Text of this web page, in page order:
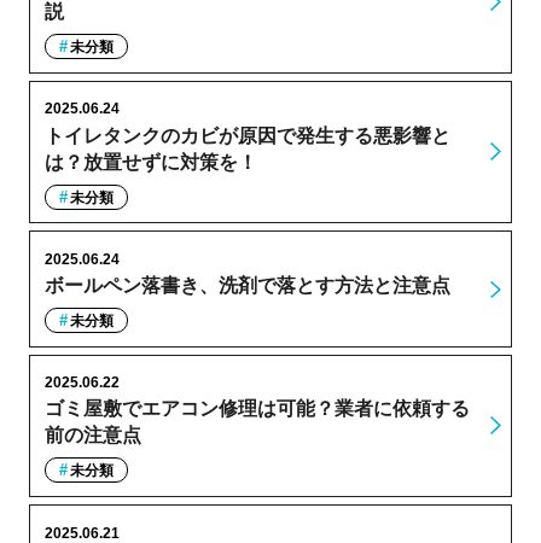
説
未分類
トイレタンクのカビが原因で発生する悪影響と
は？放置せずに対策を！
2025.06.24
未分類
ボールペン落書き、洗剤で落とす方法と注意点
2025.06.24
未分類
ゴミ屋敷でエアコン修理は可能？業者に依頼する
前の注意点
2025.06.22
未分類
2025.06.21